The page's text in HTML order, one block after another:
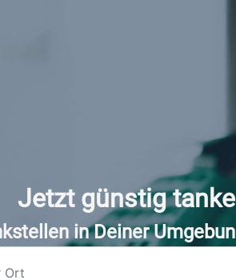
Jetzt günstig
in Deiner